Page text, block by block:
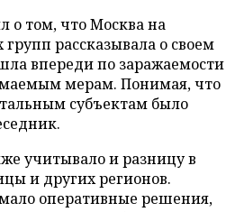
о том, что Москва на
групп рассказывала о своем
впереди по заражаемости
мерам. Понимая, что
субъектам было
учитывало и разницу в
и других регионов.
оперативные решения,